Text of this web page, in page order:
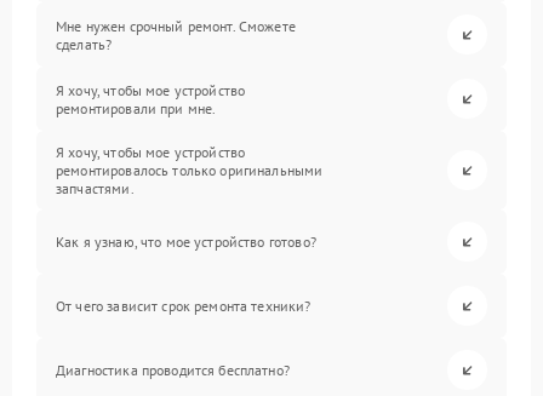
Мне нужен срочный ремонт. Сможете
сделать?
Я хочу, чтобы мое устройство
ремонтировали при мне.
Я хочу, чтобы мое устройство
ремонтировалось только оригинальными
запчастями.
Как я узнаю, что мое устройство готово?
От чего зависит срок ремонта техники?
Диагностика проводится бесплатно?